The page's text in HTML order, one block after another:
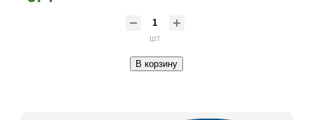
шт
В корзину